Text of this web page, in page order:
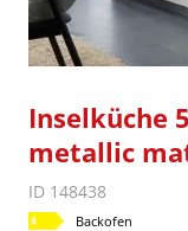
Inselküche
metallic
ID 148438
Backofen